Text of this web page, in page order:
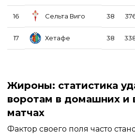
16 Сельта Виго 38
17 Хетафе 38
Жироны: статистика
воротам в домашних и
матчах
Фактор своего поля часто